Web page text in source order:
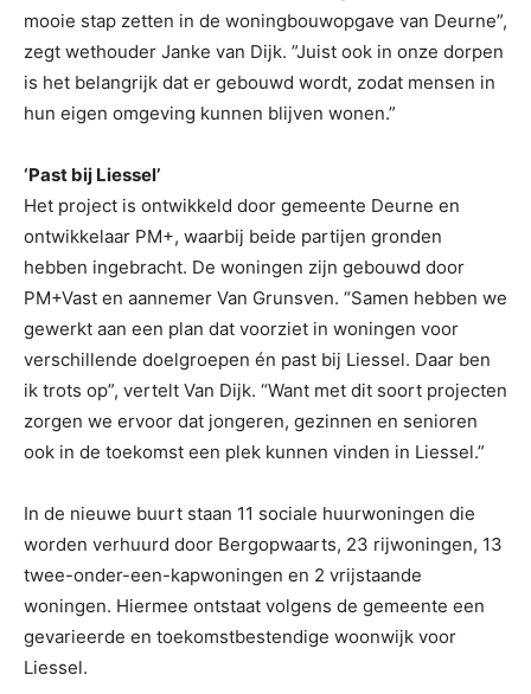
mooie stap zetten in de woningbouwopgave van Deurne”,
zegt wethouder Janke van Dijk. ”Juist ook in onze dorpen
is het belangrijk dat er gebouwd wordt, zodat mensen in
hun eigen omgeving kunnen blijven wonen.”
‘Past bij Liessel’
Het project is ontwikkeld door gemeente Deurne en
ontwikkelaar PM+, waarbij beide partijen gronden
hebben ingebracht. De woningen zijn gebouwd door
PM+Vast en aannemer Van Grunsven. “Samen hebben we
gewerkt aan een plan dat voorziet in woningen voor
verschillende doelgroepen én past bij Liessel. Daar ben
ik trots op”, vertelt Van Dijk. “Want met dit soort projecten
zorgen we ervoor dat jongeren, gezinnen en senioren
ook in de toekomst een plek kunnen vinden in Liessel.”
In de nieuwe buurt staan 11 sociale huurwoningen die
worden verhuurd door Bergopwaarts, 23 rijwoningen, 13
twee-onder-een-kapwoningen en 2 vrijstaande
woningen. Hiermee ontstaat volgens de gemeente een
gevarieerde en toekomstbestendige woonwijk voor
Liessel.